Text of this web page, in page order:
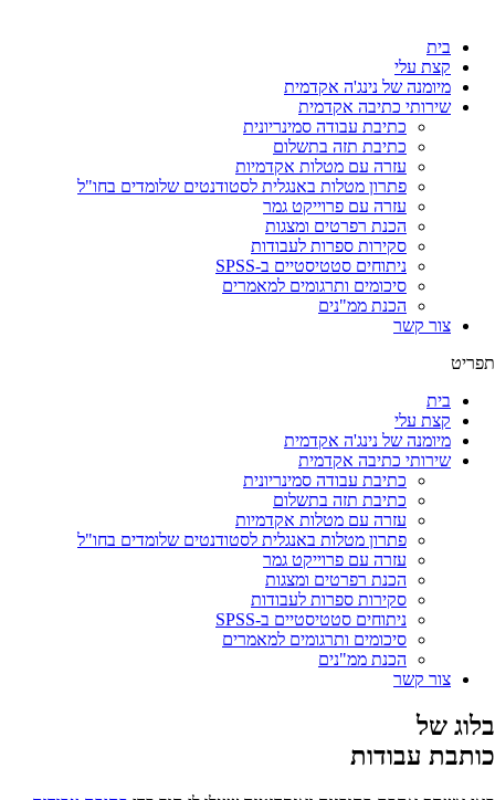
בית
קצת עלי
מיומנה של נינג'ה אקדמית
שירותי כתיבה אקדמית
כתיבת עבודה סמינריונית
כתיבת תזה בתשלום
עזרה עם מטלות אקדמיות
פתרון מטלות באנגלית לסטודנטים שלומדים בחו"ל
עזרה עם פרוייקט גמר
הכנת רפרטים ומצגות
סקירות ספרות לעבודות
ניתוחים סטטיסטיים ב-SPSS
סיכומים ותרגומים למאמרים
הכנת ממ"נים
צור קשר
תפריט
בית
קצת עלי
מיומנה של נינג'ה אקדמית
שירותי כתיבה אקדמית
כתיבת עבודה סמינריונית
כתיבת תזה בתשלום
עזרה עם מטלות אקדמיות
פתרון מטלות באנגלית לסטודנטים שלומדים בחו"ל
עזרה עם פרוייקט גמר
הכנת רפרטים ומצגות
סקירות ספרות לעבודות
ניתוחים סטטיסטיים ב-SPSS
סיכומים ותרגומים למאמרים
הכנת ממ"נים
צור קשר
בלוג של
כותבת עבודות